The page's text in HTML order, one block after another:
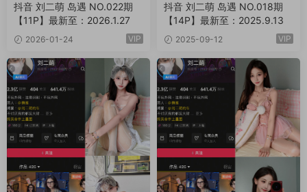
抖音 刘二萌 岛遇 NO.022期
【11P】最新至：2026.1.27
2026-01-24 VIP
抖音 刘二萌 岛遇 NO.018期
【14P】最新至：2025.9.13
2025-09-12 VIP